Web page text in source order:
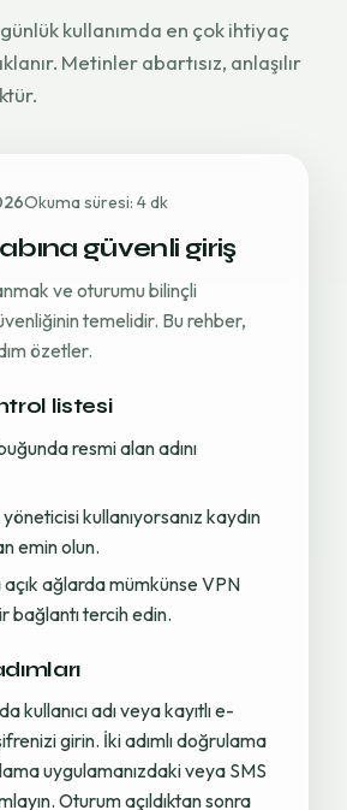
kullanımda en çok ihtiyaç
Metinler abartısız, anlaşılır
Okuma süresi: 4 dk
güvenli giriş
ve oturumu bilinçli
temelidir. Bu rehber,
özetler.
listesi
resmi alan adını
kullanıyorsanız kaydın
emin olun.
ağlarda mümkünse VPN
bağlantı tercih edin.
kullanıcı adı veya kayıtlı e-
girin. İki adımlı doğrulama
uygulamanızdaki veya SMS
Oturum açıldıktan sonra